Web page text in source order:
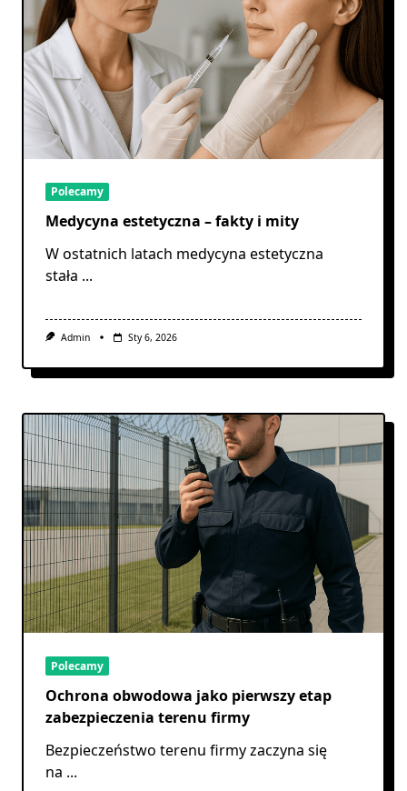
Polecamy
Medycyna estetyczna – fakty i mity
W ostatnich latach medycyna estetyczna
stała ...
Admin Sty 6, 2026
Polecamy
Ochrona obwodowa jako pierwszy etap
zabezpieczenia terenu firmy
Bezpieczeństwo terenu firmy zaczyna się
na ...